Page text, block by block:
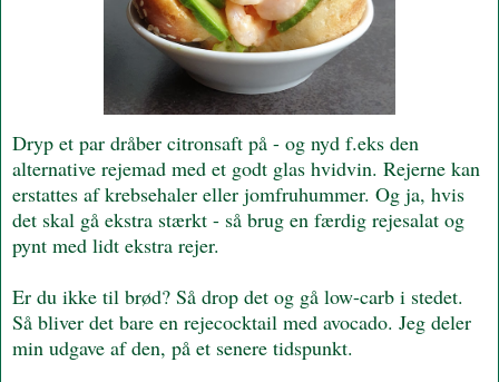
Dryp et par dråber citronsaft på - og nyd f.eks den
alternative rejemad med et godt glas hvidvin. Rejerne kan
erstattes af krebsehaler eller jomfruhummer. Og ja, hvis
det skal gå ekstra stærkt - så brug en færdig rejesalat og
pynt med lidt ekstra rejer.
Er du ikke til brød? Så drop det og gå low-carb i stedet.
Så bliver det bare en rejecocktail med avocado. Jeg deler
min udgave af den, på et senere tidspunkt.